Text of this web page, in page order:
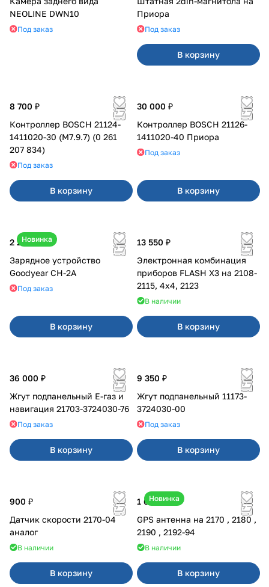
NEOLINE DWN10
Под заказ
Приора
Под заказ
В корзину
8 700 ₽
Контроллер BOSCH 21124-
1411020-30 (M7.9.7) (0 261
207 834)
Под заказ
В корзину
30 000 ₽
Контроллер BOSCH 21126-
1411020-40 Приора
Под заказ
В корзину
Новинка
2 200 ₽
Зарядное устройство
Goodyear CH-2A
Под заказ
В корзину
13 550 ₽
Электронная комбинация
приборов FLASH X3 на 2108-
2115, 4х4, 2123
В наличии
В корзину
36 000 ₽
Жгут подпанельный Е-газ и
навигация 21703-3724030-76
Под заказ
В корзину
9 350 ₽
Жгут подпанельный 11173-
3724030-00
Под заказ
В корзину
900 ₽
Датчик скорости 2170-04
аналог
В наличии
В корзину
Новинка
1 600 ₽
GPS антенна на 2170 , 2180 ,
2190 , 2192-94
В наличии
В корзину